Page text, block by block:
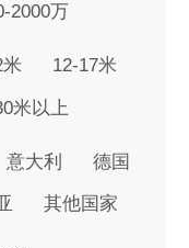
2000万
12-17米
米以上
意大利 德国
其他国家